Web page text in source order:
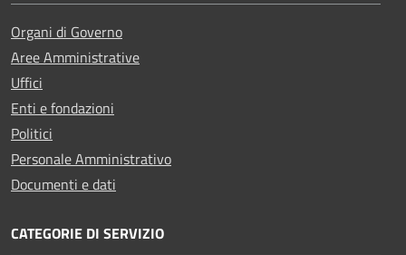
Organi di Governo
Aree Amministrative
Uffici
Enti e fondazioni
Politici
Personale Amministrativo
Documenti e dati
CATEGORIE DI SERVIZIO